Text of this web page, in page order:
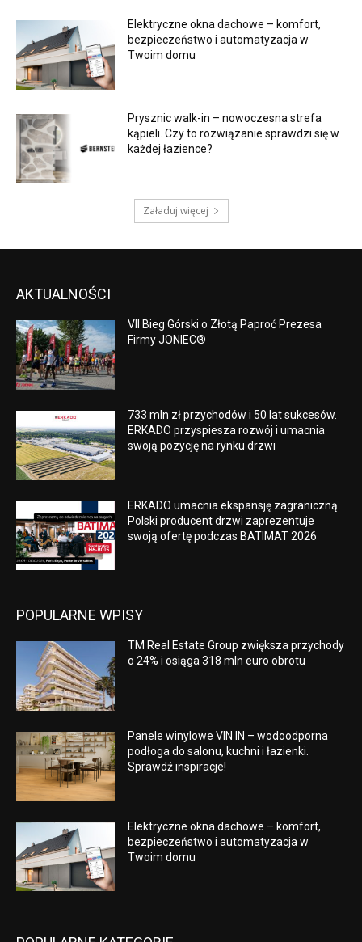
Elektryczne okna dachowe – komfort,
bezpieczeństwo i automatyzacja w
Twoim domu
Prysznic walk-in – nowoczesna strefa
kąpieli. Czy to rozwiązanie sprawdzi się w
każdej łazience?
Załaduj więcej
AKTUALNOŚCI
VII Bieg Górski o Złotą Paproć Prezesa
Firmy JONIEC®
733 mln zł przychodów i 50 lat sukcesów.
ERKADO przyspiesza rozwój i umacnia
swoją pozycję na rynku drzwi
ERKADO umacnia ekspansję zagraniczną.
Polski producent drzwi zaprezentuje
swoją ofertę podczas BATIMAT 2026
POPULARNE WPISY
TM Real Estate Group zwiększa przychody
o 24% i osiąga 318 mln euro obrotu
Panele winylowe VIN IN – wodoodporna
podłoga do salonu, kuchni i łazienki.
Sprawdź inspiracje!
Elektryczne okna dachowe – komfort,
bezpieczeństwo i automatyzacja w
Twoim domu